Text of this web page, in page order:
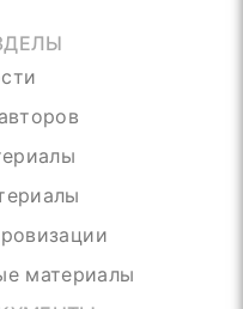
материалы